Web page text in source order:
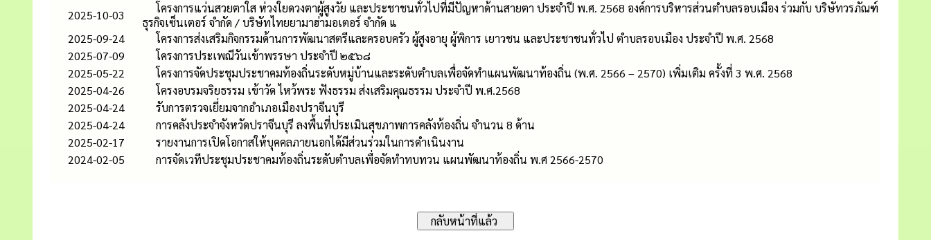
2025-10-03
โครงการแว่นสวยตาใส ห่วงใยดวงตาผู้สูงวัย และประชาชนทั่วไปที่มีปัญหาด้านสายตา ประจำปี พ.ศ. 2568 องค์การบริหารส่วนตำบลรอบเมือง ร่วมกับ บริษัทวรภัณฑ์
ธุรกิจเซ็นเตอร์ จำกัด / บริษัทไทยยามาฮ่ามอเตอร์ จำกัด แ
2025-09-24
โครงการส่งเสริมกิจกรรมด้านการพัฒนาสตรีและครอบครัว ผู้สูงอายุ ผู้พิการ เยาวชน และประชาชนทั่วไป ตำบลรอบเมือง ประจำปี พ.ศ. 2568
2025-07-09
โครงการประเพณีวันเข้าพรรษา ประจำปี ๒๕๖๘
2025-05-22
โครงการจัดประชุมประชาคมท้องถิ่นระดับหมู่บ้านและระดับตำบลเพื่อจัดทำแผนพัฒนาท้องถิ่น (พ.ศ. 2566 – 2570) เพิ่มเติม ครั้งที่ 3 พ.ศ. 2568
2025-04-26
โครงอบรมจริยธรรม เข้าวัด ไหว้พระ ฟังธรรม ส่งเสริมคุณธรรม ประจำปี พ.ศ.2568
2025-04-24
รับการตรวจเยี่ยมจากอำเภอเมืองปราจีนบุรี
2025-04-24
การคลังประจำจังหวัดปราจีนบุรี ลงพื้นที่ประเมินสุขภาพการคลังท้องถิ่น จำนวน 8 ด้าน
2025-02-17
รายงานการเปิดโอกาสให้บุคคลภายนอกได้มีส่วนร่วมในการดำเนินงาน
2024-02-05
การจัดเวทีประชุมประชาคมท้องถิ่นระดับตำบลเพื่อจัดทำทบทวน แผนพัฒนาท้องถิ่น พ.ศ 2566-2570